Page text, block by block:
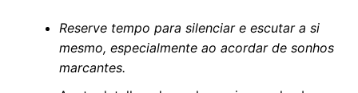
Reserve tempo para silenciar e escutar a si
mesmo, especialmente ao acordar de sonhos
marcantes.